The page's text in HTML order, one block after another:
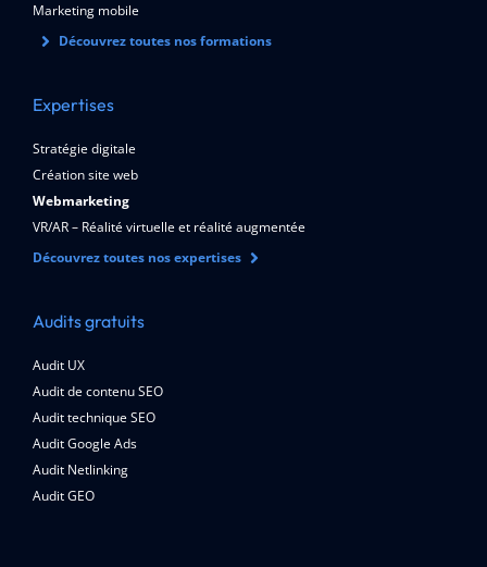
Marketing mobile
Découvrez toutes nos formations
Expertises
Stratégie digitale
Création site web
Webmarketing
VR/AR – Réalité virtuelle et réalité augmentée
Découvrez toutes nos expertises
Audits gratuits
Audit UX
Audit de contenu SEO
Audit technique SEO
Audit Google Ads
Audit Netlinking
Audit GEO